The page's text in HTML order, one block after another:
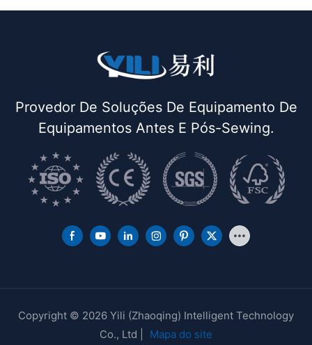
Provedor De Soluções De Equipamento De
Equipamentos Antes E Pós-Sewing.
Copyright © 2026 Yili (Zhaoqing) Intelligent Technology
Co., Ltd |
Mapa do site